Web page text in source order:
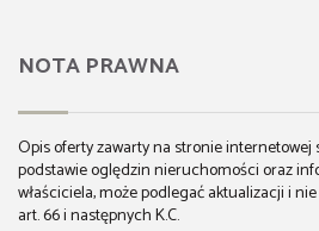
NOTA PRAWNA
Opis oferty zawarty na stronie internetowej
podstawie oględzin nieruchomości oraz
właściciela, może podlegać aktualizacji i
art. 66 i następnych K.C.